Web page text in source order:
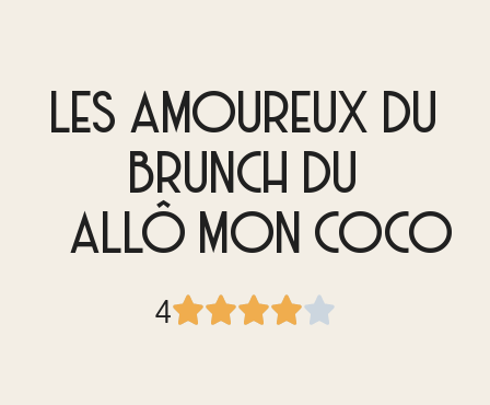
LES AMOUREUX DU
BRUNCH DU
ALLÔ MON COCO
4